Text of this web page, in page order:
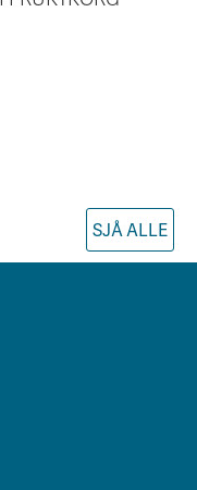
SJÅ ALLE